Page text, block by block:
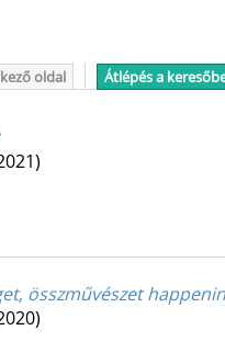
oldal Átlépés a
összművészet